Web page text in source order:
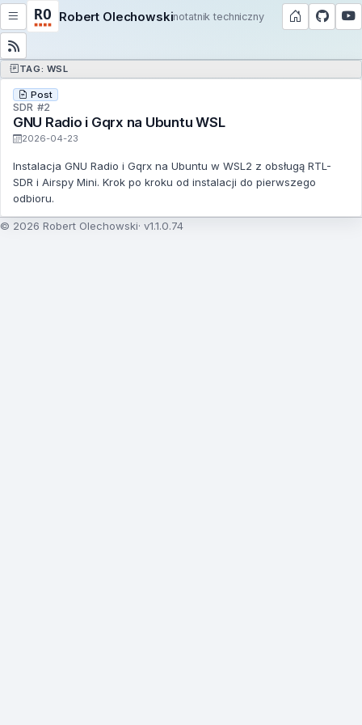
Robert Olechowskinotatnik techniczny
TAG: WSL
Post
SDR #2
GNU Radio i Gqrx na Ubuntu WSL
2026-04-23
Instalacja GNU Radio i Gqrx na Ubuntu w WSL2 z obsługą RTL-
SDR i Airspy Mini. Krok po kroku od instalacji do pierwszego
odbioru.
© 2026 Robert Olechowski v1.1.0.74